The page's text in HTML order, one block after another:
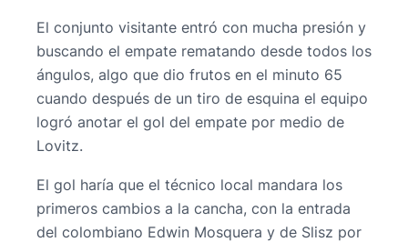
El conjunto visitante entró con mucha presión y
buscando el empate rematando desde todos los
ángulos, algo que dio frutos en el minuto 65
cuando después de un tiro de esquina el equipo
logró anotar el gol del empate por medio de
Lovitz.
El gol haría que el técnico local mandara los
primeros cambios a la cancha, con la entrada
del colombiano Edwin Mosquera y de Slisz por